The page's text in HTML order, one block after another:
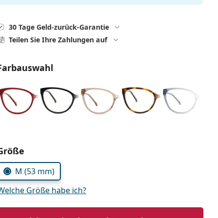
30 Tage Geld-zurück-Garantie
Teilen Sie Ihre Zahlungen auf
wählen
M (53 mm)
Größe habe ich?